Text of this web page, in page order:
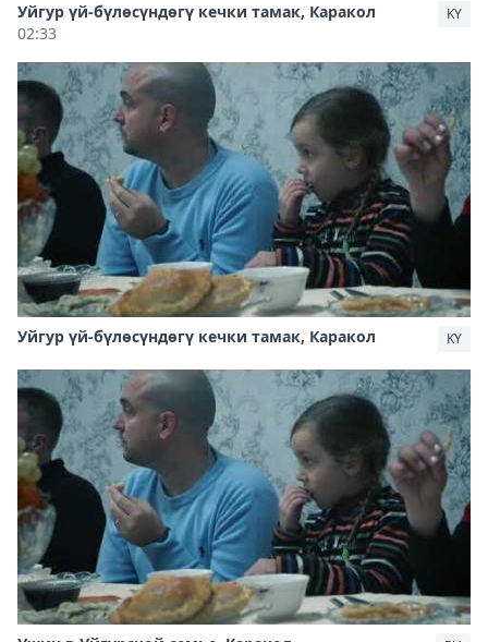
Уйгур үй-бүлөсүндөгү кечки тамак, Каракол
02:33
KY
Уйгур үй-бүлөсүндөгү кечки тамак, Каракол KY